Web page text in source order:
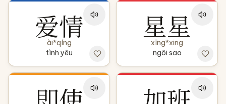
爱情
ài*qíng
tình yêu
星星
xīng*xing
ngôi sao